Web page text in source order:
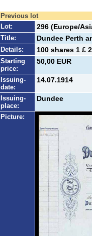
Previous lot
Lot:
296 (Europe/
Title: Dundee Perth
Details: 100 shares 1 £
Starting
price:
50,00 EUR
Issuing-
date:
14.07.1914
Issuing-
place:
Dundee
Picture: